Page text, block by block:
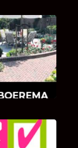
is en wat
van